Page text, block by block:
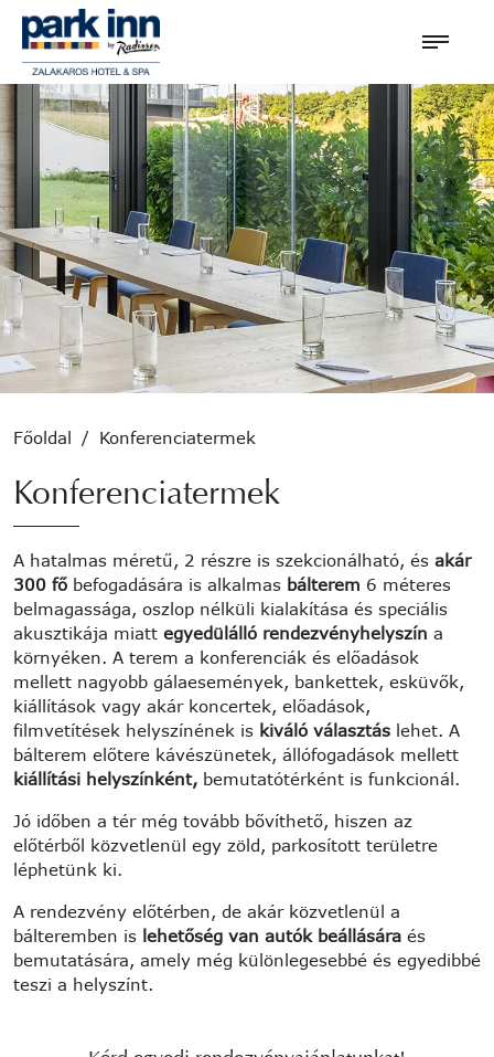
Főoldal / Konferenciatermek
Konferenciatermek
A hatalmas méretű, 2 részre is szekcionálható, és akár
300 fő befogadására is alkalmas bálterem 6 méteres
belmagassága, oszlop nélküli kialakítása és speciális
akusztikája miatt egyedülálló rendezvényhelyszín a
környéken. A terem a konferenciák és előadások
mellett nagyobb gálaesemények, bankettek, esküvők,
kiállítások vagy akár koncertek, előadások,
filmvetítések helyszínének is kiváló választás lehet. A
bálterem előtere kávészünetek, állófogadások mellett
kiállítási helyszínként, bemutatótérként is funkcionál.
Jó időben a tér még tovább bővíthető, hiszen az
előtérből közvetlenül egy zöld, parkosított területre
léphetünk ki.
A rendezvény előtérben, de akár közvetlenül a
bálteremben is lehetőség van autók beállására és
bemutatására, amely még különlegesebbé és egyedibbé
teszi a helyszínt.